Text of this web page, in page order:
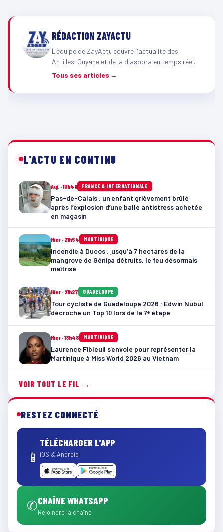
RÉDACTION ZAYACTU
L'équipe de ZayActu couvre l'actualité des
Antilles-Guyane et de la diaspora en temps réel.
Tous ses articles →
L'ACTU EN CONTINU
Auj. · 13h46 FRANCE & INTERNATIONALE
Pas-de-Calais : un enfant grièvement brûlé
après l’explosion d’une balle antistress achetée
en magasin
Hier · 21h54 MARTINIQUE
Incendie à Ducos : jusqu’à 7 hectares de la
mangrove de Génipa détruits, le feu désormais
maîtrisé
Hier · 21h27 GUADELOUPE
Tour cycliste de Guadeloupe 2026 : Edwin Nubul
décroche un Top 10 lors de la 7ᵉ étape
Hier · 13h48 MARTINIQUE
Laurence Fibleuil s’envole pour représenter la
Martinique à Miss World 2026 au Vietnam
VOIR TOUT LE FIL →
RESTEZ CONNECTÉ
📱
TÉLÉCHARGER L'APP
iOS & Android
✆CHAÎNE WHATSAPP
Rejoindre la chaîne